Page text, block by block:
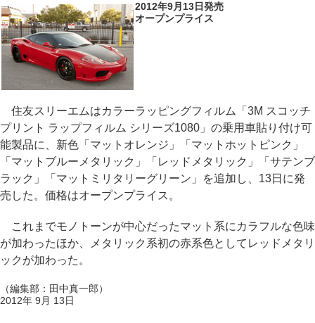
2012年9月13日発売
オープンプライス
住友スリーエムはカラーラッピングフィルム「3M スコッチ
プリント ラップフィルム シリーズ1080」の乗用車貼り付け可
能製品に、新色「マットオレンジ」「マットホットピンク」
「マットブルーメタリック」「レッドメタリック」「サテンブ
ラック」「マットミリタリーグリーン」を追加し、13日に発
売した。価格はオープンプライス。
これまでモノトーンが中心だったマット系にカラフルな色味
が加わったほか、メタリック系初の赤系色としてレッドメタリ
ックが加わった。
（編集部：田中真一郎）
2012年 9月 13日